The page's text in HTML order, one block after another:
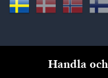
Handla